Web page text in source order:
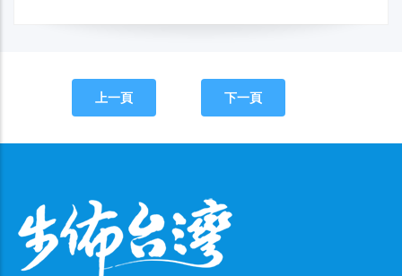
上一頁 下一頁